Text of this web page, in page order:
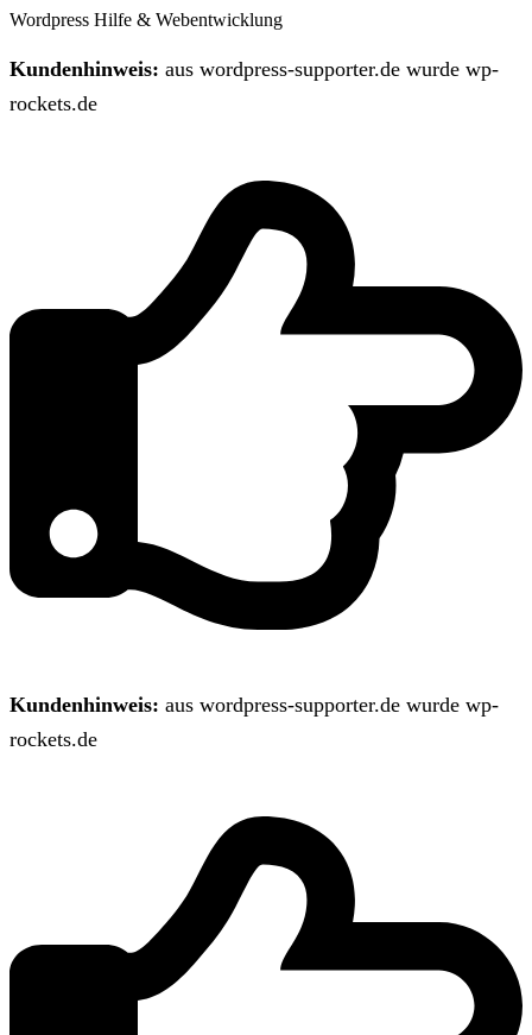
Wordpress Hilfe & Webentwicklung
Kundenhinweis: aus wordpress-supporter.de wurde wp-
rockets.de
Kundenhinweis: aus wordpress-supporter.de wurde wp-
rockets.de